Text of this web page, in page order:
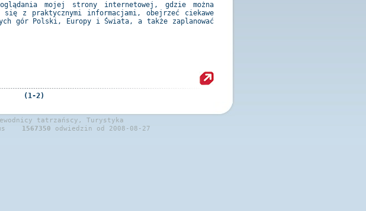
oglądania mojej strony internetowej, gdzie można
się z praktycznymi informacjami, obejrzeć ciekawe
gór Polski, Europy i Świata, a także zaplanować
(1-2)
tatrzańscy, Turystyka
1567350 odwiedzin od 2008-08-27